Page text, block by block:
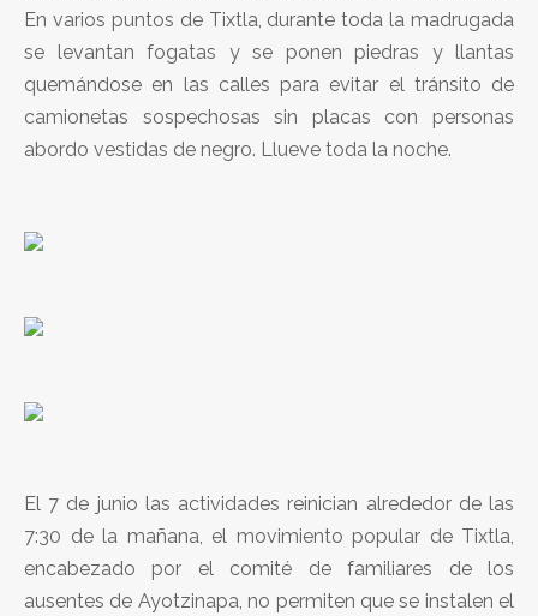
En varios puntos de Tixtla, durante toda la madrugada
se levantan fogatas y se ponen piedras y llantas
quemándose en las calles para evitar el tránsito de
camionetas sospechosas sin placas con personas
abordo vestidas de negro. Llueve toda la noche.
El 7 de junio las actividades reinician alrededor de las
7:30 de la mañana, el movimiento popular de Tixtla,
encabezado por el comité de familiares de los
ausentes de Ayotzinapa, no permiten que se instalen el